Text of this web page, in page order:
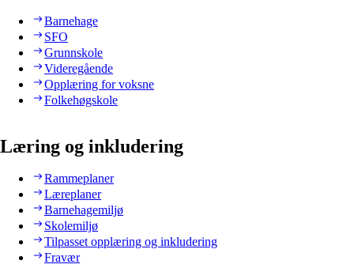
Barnehage
SFO
Grunnskole
Videregående
Opplæring for voksne
Folkehøgskole
Læring og inkludering
Rammeplaner
Læreplaner
Barnehagemiljø
Skolemiljø
Tilpasset opplæring og inkludering
Fravær